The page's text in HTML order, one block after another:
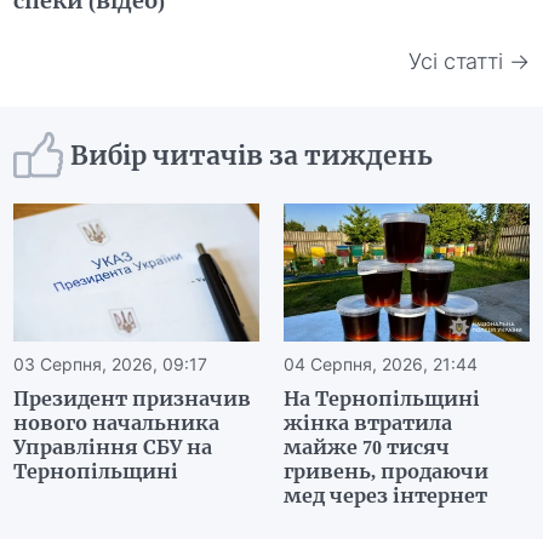
Усі статті →
Вибір читачів за тиждень
03 Серпня, 2026, 09:17
Президент призначив
нового начальника
Управління СБУ на
Тернопільщині
04 Серпня, 2026, 21:44
На Тернопільщині
жінка втратила
майже 70 тисяч
гривень, продаючи
мед через інтернет